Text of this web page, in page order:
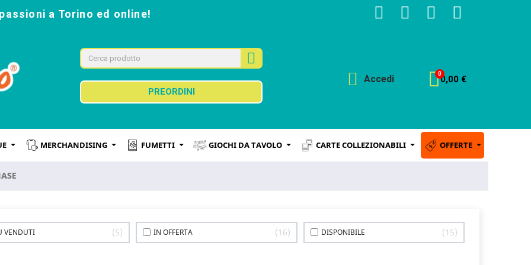
a Torino ed online!
PREORDINI
Accedi 0,00 €
MERCHANDISING FUMETTI GIOCHI DA TAVOLO CARTE COLLEZIONABILI OFFERTE
VENDUTI 5 IN OFFERTA 16 DISPONIBILE 15